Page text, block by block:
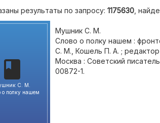
результаты по запросу: 1175630 ,
С. М.
о полку нашем
Мушник С. М.
Слово о полку нашем :
С. М., Кошель П. А. ;
Москва : Советский
00872-1.